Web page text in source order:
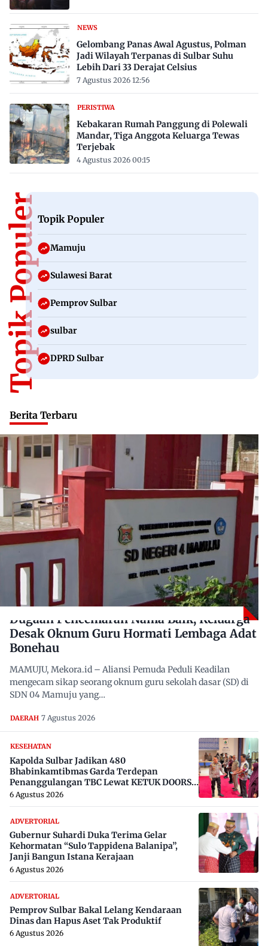
NEWS
Gelombang Panas Awal Agustus, Polman
Jadi Wilayah Terpanas di Sulbar Suhu
Lebih Dari 33 Derajat Celsius
7 Agustus 2026 12:56
PERISTIWA
Kebakaran Rumah Panggung di Polewali
Mandar, Tiga Anggota Keluarga Tewas
Terjebak
4 Agustus 2026 00:15
Topik PopulerTopik Populer
Mamuju
Sulawesi Barat
Pemprov Sulbar
sulbar
DPRD Sulbar
Berita Terbaru
Dugaan Pencemaran Nama Baik, Keluarga
Desak Oknum Guru Hormati Lembaga Adat
Bonehau
MAMUJU, Mekora.id – Aliansi Pemuda Peduli Keadilan
mengecam sikap seorang oknum guru sekolah dasar (SD) di
SDN 04 Mamuju yang…
DAERAH 7 Agustus 2026
KESEHATAN
Kapolda Sulbar Jadikan 480
Bhabinkamtibmas Garda Terdepan
Penanggulangan TBC Lewat KETUK DOORS
di 650 Desa
6 Agustus 2026
ADVERTORIAL
Gubernur Suhardi Duka Terima Gelar
Kehormatan “Sulo Tappidena Balanipa”,
Janji Bangun Istana Kerajaan
6 Agustus 2026
ADVERTORIAL
Pemprov Sulbar Bakal Lelang Kendaraan
Dinas dan Hapus Aset Tak Produktif
6 Agustus 2026